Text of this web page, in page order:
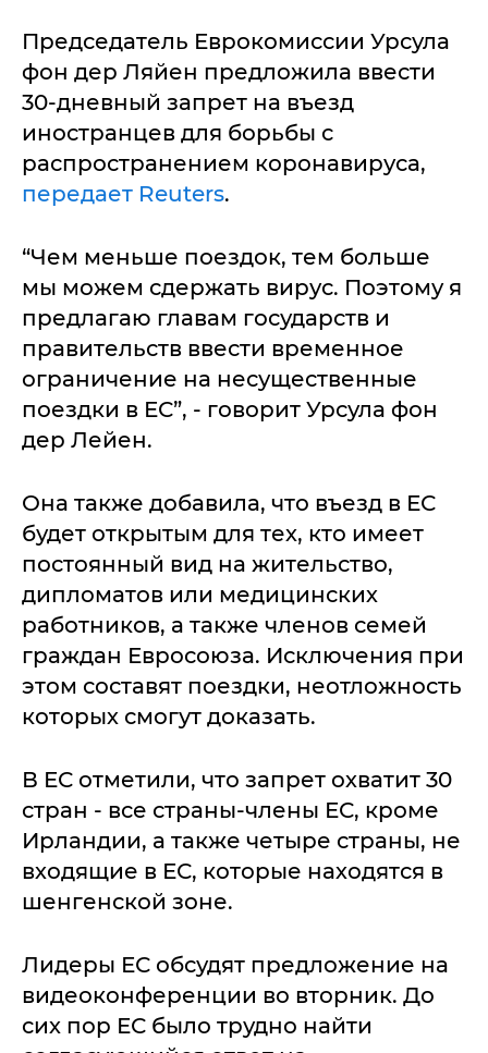
Председатель Еврокомиссии Урсула
фон дер Ляйен предложила ввести
30-дневный запрет на въезд
иностранцев для борьбы с
распространением коронавируса,
передает Reuters.
“Чем меньше поездок, тем больше
мы можем сдержать вирус. Поэтому я
предлагаю главам государств и
правительств ввести временное
ограничение на несущественные
поездки в ЕС”, - говорит Урсула фон
дер Лейен.
Она также добавила, что въезд в ЕС
будет открытым для тех, кто имеет
постоянный вид на жительство,
дипломатов или медицинских
работников, а также членов семей
граждан Евросоюза. Исключения при
этом составят поездки, неотложность
которых смогут доказать.
В ЕС отметили, что запрет охватит 30
стран - все страны-члены ЕС, кроме
Ирландии, а также четыре страны, не
входящие в ЕС, которые находятся в
шенгенской зоне.
Лидеры ЕС обсудят предложение на
видеоконференции во вторник. До
сих пор ЕС было трудно найти